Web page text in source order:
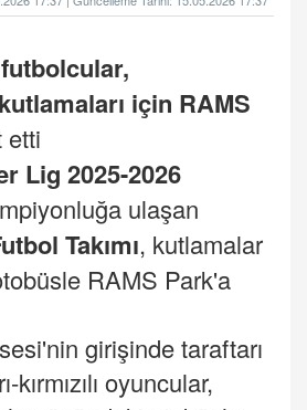
futbolcular,
için RAMS
etti
Lig 2025-2026
ulaşan
Takımı, kutlamalar
RAMS Park'a
girişinde taraftarı
oyuncular,